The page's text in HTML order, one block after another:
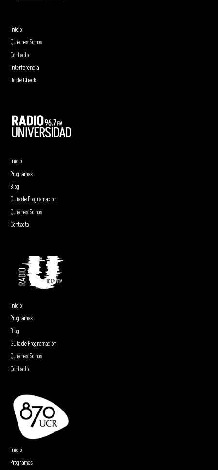
Inicio
Quienes Somos
Contacto
Interferencia
Doble Check
Inicio
Programas
Blog
Guía de Programación
Quienes Somos
Contacto
Inicio
Programas
Blog
Guía de Programación
Quienes Somos
Contacto
Inicio
Programas